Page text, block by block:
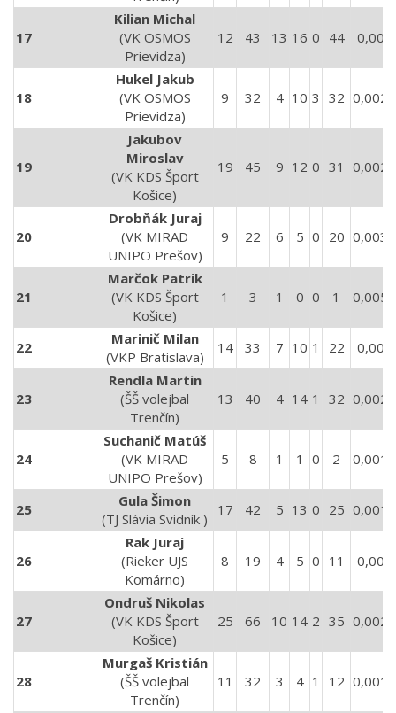
17
Kilian Michal
(VK OSMOS
Prievidza)
12 43 13 16 0 44 0,007
18
Hukel Jakub
(VK OSMOS
Prievidza)
9 32 4 10 3 32 0,0028
19
Jakubov
Miroslav
(VK KDS Šport
Košice)
19 45 9 12 0 31 0,0026
20
Drobňák Juraj
(VK MIRAD
UNIPO Prešov)
9 22 6 5 0 20 0,0037
21
Marčok Patrik
(VK KDS Šport
Košice)
1 3 1 0 0 1 0,0058
22
Marinič Milan
(VKP Bratislava)
14 33 7 10 1 22 0,003
23
Rendla Martin
(ŠŠ volejbal
Trenčín)
13 40 4 14 1 32 0,0022
24
Suchanič Matúš
(VK MIRAD
UNIPO Prešov)
5 8 1 1 0 2 0,0013
25
Gula Šimon
(TJ Slávia Svidník )
17 42 5 13 0 25 0,0017
26
Rak Juraj
(Rieker UJS
Komárno)
8 19 4 5 0 11 0,003
27
Ondruš Nikolas
(VK KDS Šport
Košice)
25 66 10 14 2 35 0,0022
28
Murgaš Kristián
(ŠŠ volejbal
Trenčín)
11 32 3 4 1 12 0,0019